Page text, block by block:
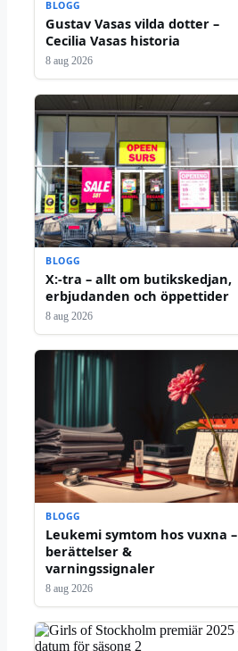
BLOGG
Gustav Vasas vilda dotter –
Cecilia Vasas historia
8 aug 2026
BLOGG
X:-tra – allt om butikskedjan,
erbjudanden och öppettider
8 aug 2026
BLOGG
Leukemi symtom hos vuxna –
berättelser &
varningssignaler
8 aug 2026